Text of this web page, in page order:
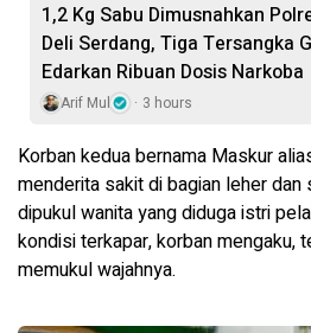
1,2 Kg Sabu Dimusnahkan
Deli Serdang, Tiga Tersangka
Edarkan Ribuan Dosis Narkoba
Arif Mul 3 hours
Korban kedua bernama Maskur
menderita sakit di bagian leher
dipukul wanita yang diduga istri
kondisi terkapar, korban mengaku,
memukul wajahnya.